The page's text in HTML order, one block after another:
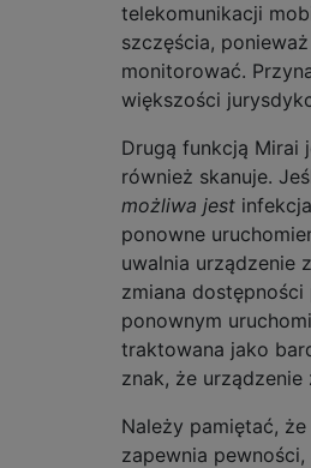
telekomunikacji
szczęścia,
monitorować.
większości
Drugą funkcją Mirai
również skanuje.
możliwa jest
ponowne
uwalnia urządzenie
zmiana
ponownym
traktowana jako
znak, że urządzenie
Należy pamiętać,
zapewnia